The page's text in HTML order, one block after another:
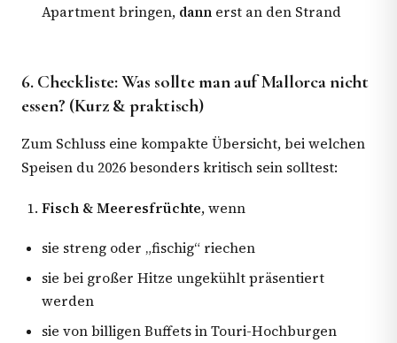
Apartment bringen, dann erst an den Strand
6. Checkliste: Was sollte man auf Mallorca nicht
essen? (Kurz & praktisch)
Zum Schluss eine kompakte Übersicht, bei welchen
Speisen du 2026 besonders kritisch sein solltest:
Fisch & Meeresfrüchte, wenn
sie streng oder „fischig“ riechen
sie bei großer Hitze ungekühlt präsentiert
werden
sie von billigen Buffets in Touri-Hochburgen